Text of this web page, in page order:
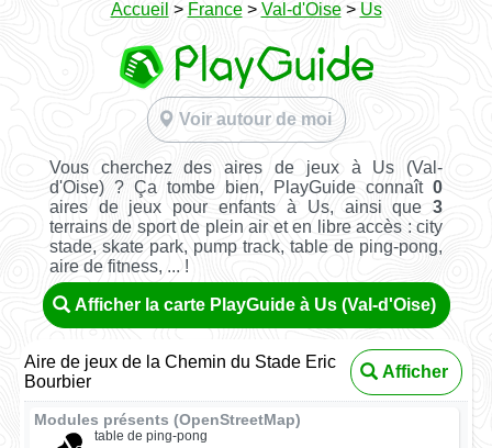
Accueil > France> Val-d'Oise> Us
Voir autour de moi
Vous cherchez des aires de jeux à Us (Val-
d'Oise) ? Ça tombe bien, PlayGuide connaît0
aires de jeux pour enfants à Us, ainsi que3
terrains de sport de plein air et en libre accès : city
stade, skate park, pump track, table de ping-pong,
aire de fitness, ... !
Afficher la carte PlayGuide à Us (Val-d'Oise)
Aire de jeux de la Chemin du Stade Eric
Bourbier
Afficher
Modules présents (OpenStreetMap)
table de ping-pong